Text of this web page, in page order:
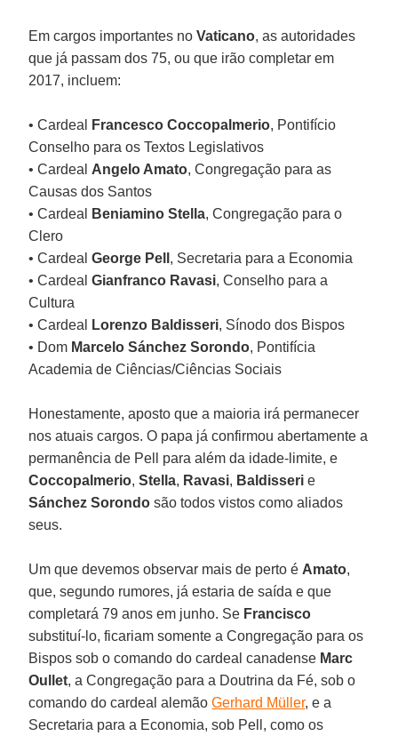
Em cargos importantes noVaticano, as autoridades
que já passam dos 75, ou que irão completar em
2017, incluem:
• Cardeal Francesco Coccopalmerio, Pontifício
Conselho para os Textos Legislativos
• Cardeal Angelo Amato, Congregação para as
Causas dos Santos
• Cardeal
Beniamino Stella, Congregação para o
Clero
• CardealGeorge Pell , Secretaria para a Economia
• CardealGianfranco Ravasi, Conselho para a
Cultura
• Cardeal
Lorenzo Baldisseri, Sínodo dos Bispos
• Dom Marcelo Sánchez Sorondo, Pontifícia
Academia de Ciências/Ciências Sociais
Honestamente, aposto que a maioria irá permanecer
nos atuais cargos. O papa já confirmou abertamente a
permanência de Pell para além da idade-limite, e
Coccopalmerio,Stella, Ravasi, Baldisseri e
Sánchez Sorondosão todos vistos como aliados
seus.
Um que devemos observar mais de perto é Amato,
que, segundo rumores, já estaria de saída e que
completará 79 anos em junho. Se Francisco
substituí-lo, ficariam somente a Congregação para os
Bispos sob o comando do cardeal canadense Marc
Oullet, a Congregação para a Doutrina da Fé, sob o
comando do cardeal alemãoGerhard Müller, e a
Secretaria para a Economia, sob Pell, como os